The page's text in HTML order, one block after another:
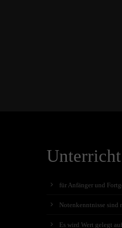
Unterricht
für Anfänger und
Notenkenntnisse sind
Es wird Wert gelegt